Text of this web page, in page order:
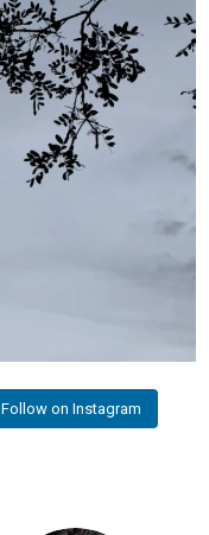
0
Follow on Instagram